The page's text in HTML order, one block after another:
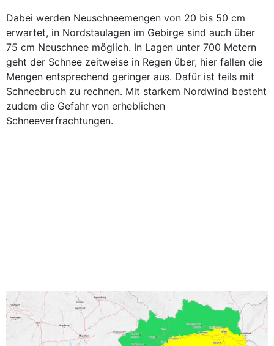
Dabei werden Neuschneemengen von 20 bis 50 cm
erwartet, in Nordstaulagen im Gebirge sind auch über
75 cm Neuschnee möglich. In Lagen unter 700 Metern
geht der Schnee zeitweise in Regen über, hier fallen die
Mengen entsprechend geringer aus. Dafür ist teils mit
Schneebruch zu rechnen. Mit starkem Nordwind besteht
zudem die Gefahr von erheblichen
Schneeverfrachtungen.